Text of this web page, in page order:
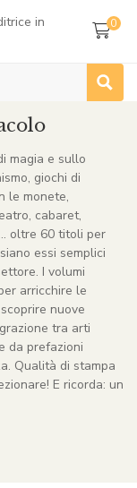
0
magia e sullo
giochi di
le monete,
cabaret,
oltre 60 titoli per
essi semplici
I volumi
arricchire le
nuove
tra arti
da prefazioni
Qualità di stampa
E ricorda: un